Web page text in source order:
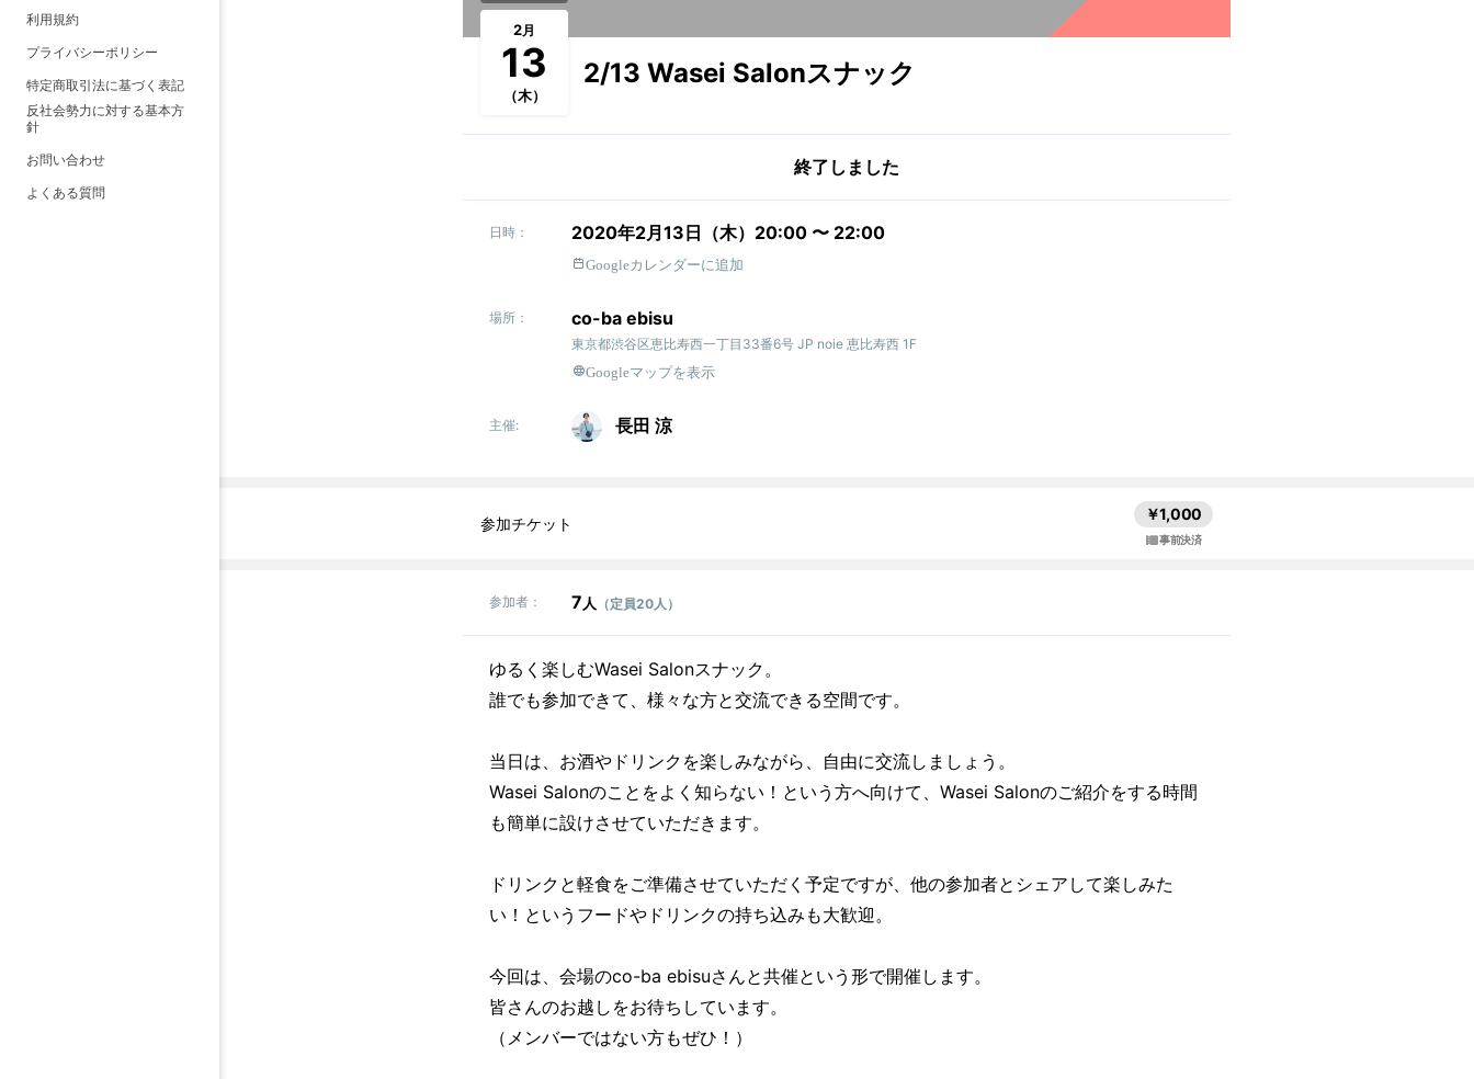
利用規約
プライバシーポリシー
特定商取引法に基づく表記
反社会勢力に対する基本方
針
お問い合わせ
よくある質問
2月
13
（木）
2/13 Wasei Salonスナック
終了しました
日時： 2020年2月13日（木）20:00 〜 22:00
Googleカレンダーに追加
場所： co-ba ebisu
東京都渋谷区恵比寿西一丁目33番6号 JP noie 恵比寿西 1F
Googleマップを表示
主催: 長田 涼
参加チケット
￥1,000
事前決済
参加者： 7 人 （定員20人）
ゆるく楽しむWasei Salonスナック。
誰でも参加できて、様々な方と交流できる空間です。
当日は、お酒やドリンクを楽しみながら、自由に交流しましょう。
Wasei Salonのことをよく知らない！という方へ向けて、Wasei Salonのご紹介をする時間
も簡単に設けさせていただきます。
ドリンクと軽食をご準備させていただく予定ですが、他の参加者とシェアして楽しみた
い！というフードやドリンクの持ち込みも大歓迎。
今回は、会場のco-ba ebisuさんと共催という形で開催します。
皆さんのお越しをお待ちしています。
（メンバーではない方もぜひ！）